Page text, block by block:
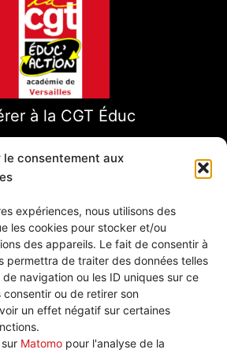
le consentement aux
expériences, nous utilisons des
les cookies pour stocker et/ou
des appareils. Le fait de consentir à
permettra de traiter des données telles
navigation ou les ID uniques sur ce
ou de retirer son
un effet négatif sur certaines
Matomo pour l'analyse de la
à la CGT Éduc
Nous écrire